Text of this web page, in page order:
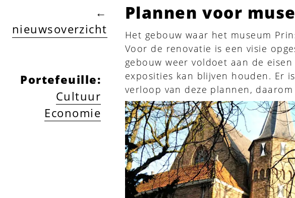
←
nieuwsoverzicht
Portefeuille:
Cultuur
Economie
Plannen voor
Het gebouw waar het museum
Voor de renovatie is een visie
gebouw weer voldoet aan de
exposities kan blijven houden. Er
verloop van deze plannen,